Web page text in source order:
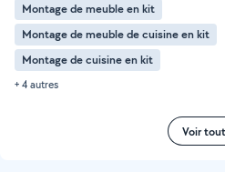
Montage de meuble en kit
Montage de meuble de cuisine en kit
Montage de cuisine en kit
+ 4 autres
Voir tout